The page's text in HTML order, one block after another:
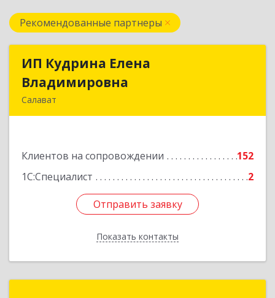
Рекомендованные партнеры
ИП Кудрина Елена
Владимировна
Салават
Клиентов на сопровождении
152
1С:Специалист
2
Отправить заявку
Показать контакты
ИП Кудрина Елена
Подробнее
Отправить заявку
Назад